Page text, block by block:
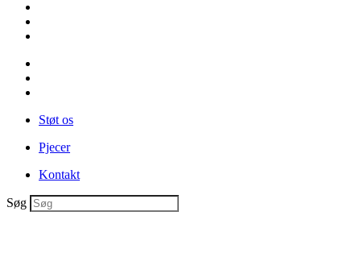
Støt os
Pjecer
Kontakt
Søg